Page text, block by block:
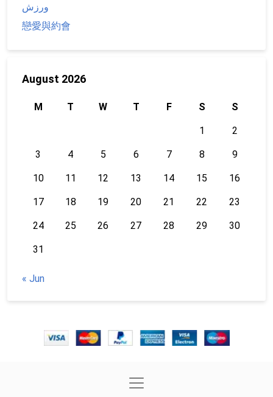
ورزش
戀愛與約會
August 2026
M T W T F S S
1 2
3 4 5 6 7 8 9
10 11 12 13 14 15 16
17 18 19 20 21 22 23
24 25 26 27 28 29 30
31
« Jun